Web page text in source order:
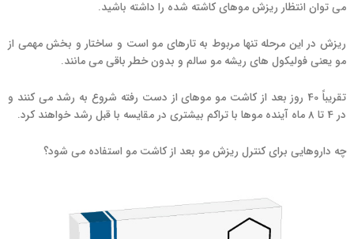
می توان انتظار ریزش موهای کاشته شده را داشته باشید.
ریزش در این مرحله تنها مربوط به تارهای مو است و ساختار و بخش مهمی از
مو یعنی فولیکول های ریشه مو سالم و بدون خطر باقی می مانند.
تقریباً 40 روز بعد از کاشت مو موهای از دست رفته شروع به رشد می کنند و
در 4 تا 8 ماه آینده موها با تراکم بیشتری در مقایسه با قبل رشد خواهند کرد.
چه داروهایی برای کنترل ریزش مو بعد از کاشت مو استفاده می شود؟